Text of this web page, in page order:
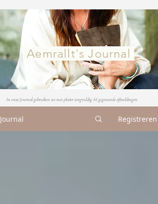
Aemrallt's Journal
In onze Journal gebruiken we met plezier zorgvuldig AI gegeneerde afbeeldingen.
Journal Registreren